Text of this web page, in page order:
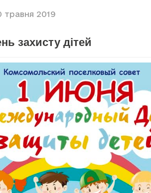
травня 2019
захисту дітей